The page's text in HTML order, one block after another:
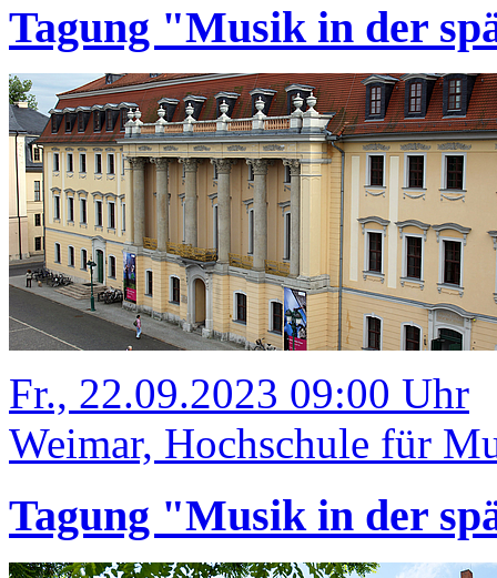
Tagung "Musik in der
Fr., 22.09.2023 09:00 Uhr
Weimar, Hochschule für
Tagung "Musik in der